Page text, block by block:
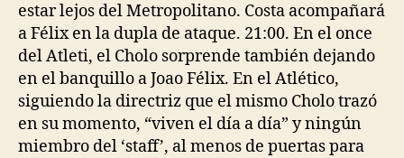
estar lejos del Metropolitano. Costa acompañará
a Félix en la dupla de ataque. 21:00. En el once
del Atleti, el Cholo sorprende también dejando
en el banquillo a Joao Félix. En el Atlético,
siguiendo la directriz que el mismo Cholo trazó
en su momento, “viven el día a día” y ningún
miembro del ‘staff’, al menos de puertas para